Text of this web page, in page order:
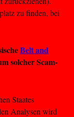
zu finden, bei
Belt and
solcher Scam-
Staates
Analysen wird